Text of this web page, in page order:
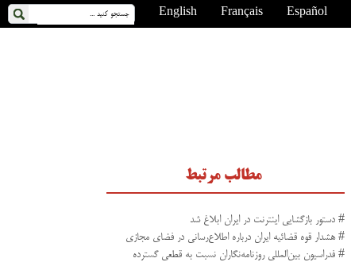
English Français Español
مطالب مرتبط
# دستور بازگشایی اینترنت در ایران ابلاغ شد
# هشدار قوه قضائیه ایران درباره اطلاع‌رسانی در فضای مجازی
# فدراسیون بین‌المللی روزنامه‌نگاران نسبت به قطعی گسترده